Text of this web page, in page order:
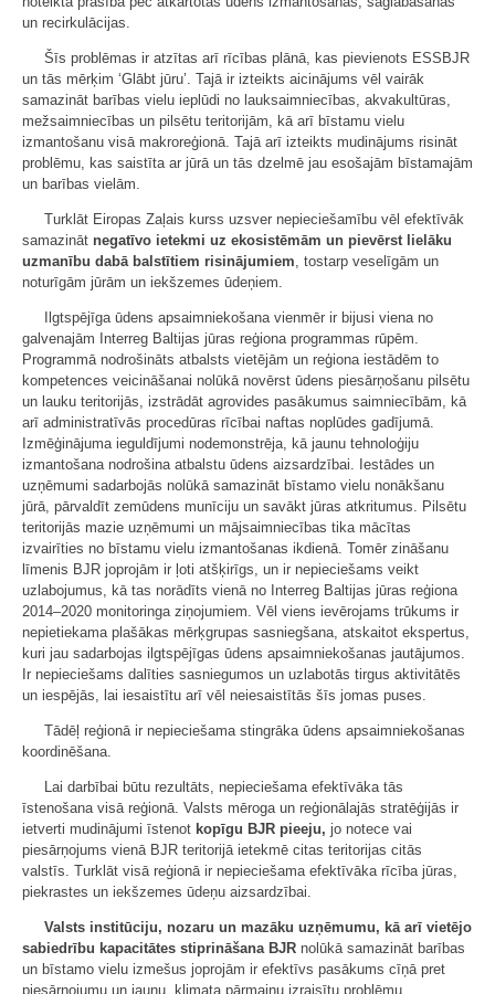
un recirkulācijas.
Šīs problēmas ir atzītas arī rīcības plānā, kas pievienots ESSBJR
un tās mērķim ‘Glābt jūru’. Tajā ir izteikts aicinājums vēl vairāk
samazināt barības vielu ieplūdi no lauksaimniecības, akvakultūras,
mežsaimniecības un pilsētu teritorijām, kā arī bīstamu vielu
izmantošanu visā makroreģionā. Tajā arī izteikts mudinājums risināt
problēmu, kas saistīta ar jūrā un tās dzelmē jau esošajām bīstamajām
un barības vielām.
Turklāt Eiropas Zaļais kurss uzsver nepieciešamību vēl efektīvāk
samazināt negatīvo ietekmi uz ekosistēmām un pievērst lielāku
uzmanību dabā balstītiem risinājumiem, tostarp veselīgām un
noturīgām jūrām un iekšzemes ūdeņiem.
Ilgtspējīga ūdens apsaimniekošana vienmēr ir bijusi viena no
galvenajām Interreg Baltijas jūras reģiona programmas rūpēm.
Programmā nodrošināts atbalsts vietējām un reģiona iestādēm to
kompetences veicināšanai nolūkā novērst ūdens piesārņošanu pilsētu
un lauku teritorijās, izstrādāt agrovides pasākumus saimniecībām, kā
arī administratīvās procedūras rīcībai naftas noplūdes gadījumā.
Izmēģinājuma ieguldījumi nodemonstrēja, kā jaunu tehnoloģiju
izmantošana nodrošina atbalstu ūdens aizsardzībai. Iestādes un
uzņēmumi sadarbojās nolūkā samazināt bīstamo vielu nonākšanu
jūrā, pārvaldīt zemūdens munīciju un savākt jūras atkritumus. Pilsētu
teritorijās mazie uzņēmumi un mājsaimniecības tika mācītas
izvairīties no bīstamu vielu izmantošanas ikdienā. Tomēr zināšanu
līmenis BJR joprojām ir ļoti atšķirīgs, un ir nepieciešams veikt
uzlabojumus, kā tas norādīts vienā no Interreg Baltijas jūras reģiona
2014–2020 monitoringa ziņojumiem. Vēl viens ievērojams trūkums ir
nepietiekama plašākas mērķgrupas sasniegšana, atskaitot ekspertus,
kuri jau sadarbojas ilgtspējīgas ūdens apsaimniekošanas jautājumos.
Ir nepieciešams dalīties sasniegumos un uzlabotās tirgus aktivitātēs
un iespējās, lai iesaistītu arī vēl neiesaistītās šīs jomas puses.
Tādēļ reģionā ir nepieciešama stingrāka ūdens apsaimniekošanas
koordinēšana.
Lai darbībai būtu rezultāts, nepieciešama efektīvāka tās
īstenošana visā reģionā. Valsts mēroga un reģionālajās stratēģijās ir
ietverti mudinājumi īstenot kopīgu BJR pieeju, jo notece vai
piesārņojums vienā BJR teritorijā ietekmē citas teritorijas citās
valstīs. Turklāt visā reģionā ir nepieciešama efektīvāka rīcība jūras,
piekrastes un iekšzemes ūdeņu aizsardzībai.
Valsts institūciju, nozaru un mazāku uzņēmumu, kā arī vietējo
sabiedrību kapacitātes stiprināšana BJR nolūkā samazināt barības
un bīstamo vielu izmešus joprojām ir efektīvs pasākums cīņā pret
piesārņojumu un jaunu, klimata pārmaiņu izraisītu problēmu